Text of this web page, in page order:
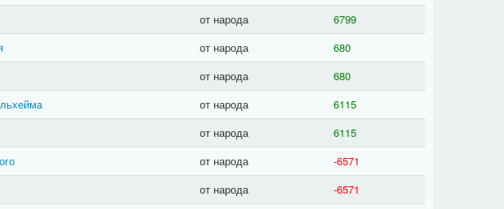
от народа
6799
от народа
680
от народа
680
от народа
6115
от народа
6115
от народа
-6571
от народа -6571